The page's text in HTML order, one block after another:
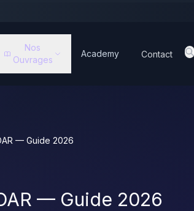
Nos
Ouvrages
Academy Contact
— Guide 2026
— Guide 2026